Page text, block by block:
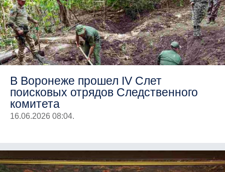
В Воронеже прошел IV Слет
поисковых отрядов Следственного
комитета
16.06.2026 08:04.